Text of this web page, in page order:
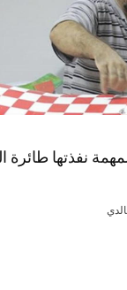
نفذتها طائرة